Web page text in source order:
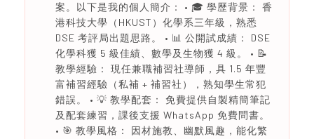
案。以下是我的個人簡介： • 🎓 學歷背景： 香
港科技大學（HKUST）化學系三年級，熟悉
DSE 考評局出題思路。 • 📊 公開試成績： DSE
化學科獲 5 級佳績、數學及生物獲 4 級。 • 📝
教學經驗： 現任兼職補習社導師，具 1.5 年豐
富補習經驗（私補 + 補習社），熟知學生常犯
錯誤。 • 💡 教學配套： 免費提供自製精簡筆記
及配套練習，課後支援 WhatsApp 免費問書。
• 🎯 教學風格： 因材施教、幽默風趣，能化繁